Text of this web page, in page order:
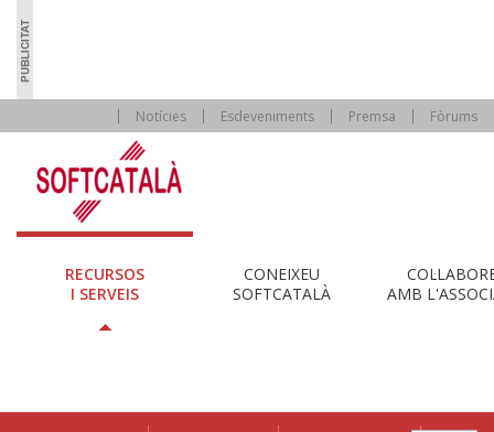
Notícies Esdeveniments Premsa Fòrums
RECURSOS
I SERVEIS
CONEIXEU
SOFTCATALÀ
AMB